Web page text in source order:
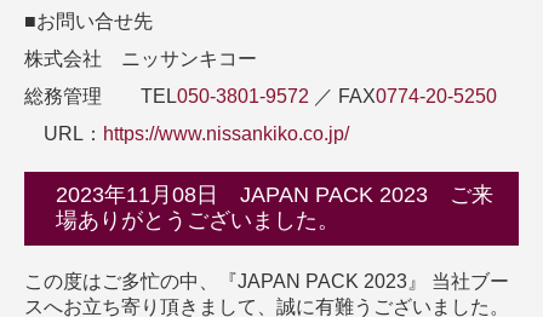
■お問い合せ先
株式会社 ニッサンキコー
総務管理 TEL050-3801-9572 ／ FAX0774-20-5250
URL： https://www.nissankiko.co.jp/
2023年11月08日 JAPAN PACK 2023 ご来
場ありがとうございました。
この度はご多忙の中、『JAPAN PACK 2023』 当社ブー
スへお立ち寄り頂きまして、誠に有難うございました。